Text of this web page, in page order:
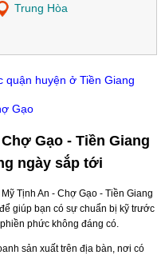
Trung Hòa
quận huyện ở Tiền Giang
Gạo
Gạo - Tiền Giang
ngày sắp tới
Tịnh An - Chợ Gạo - Tiền Giang
giúp bạn có sự chuẩn bị kỹ trước
phức không đáng có.
sản xuất trên địa bàn, nơi có